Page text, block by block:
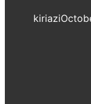
kiriazi